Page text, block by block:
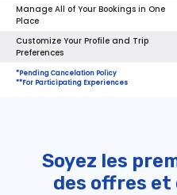
Soyez les
des offres et